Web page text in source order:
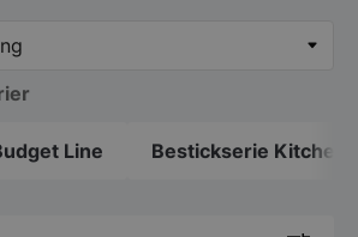
Line Bestickserie Kitchen